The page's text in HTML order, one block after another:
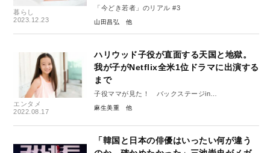
暮らし
2023.12.23
「今どき若者」のリアル #3
山田昌弘
エンタメ
2022.08.17
ハリウッド子役が直面する天国と地獄。
我が子がNetflix全米1位ドラマに出演する
まで
子役ママが見た！ バックステージin
HOLLYWOOD②
麻生美重
「韓国と日本の俳優はいったい何が違う